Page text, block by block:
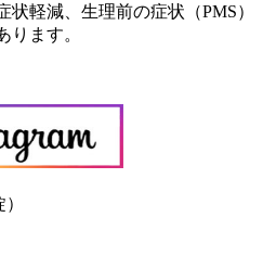
軽減、生理前の症状（PMS）
ります。